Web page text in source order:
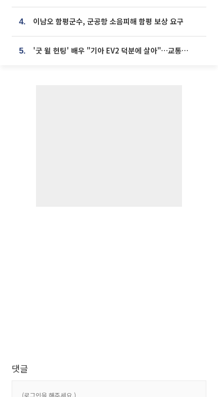
4. 이남오 함평군수, 군공항 소음피해 함평 보상 요구
5. '굿 윌 헌팅' 배우 "기아 EV2 덕분에 살아"…교통사고 후 안전성 극찬
댓글